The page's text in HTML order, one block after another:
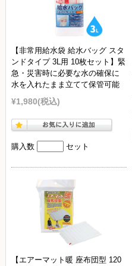
【非常用給水袋 給水バッグ スタ
ンドタイプ 3L用 10枚セット】緊
急・災害時に必要な水の確保に
水を入れたまま立てて保管可能
¥1,980(税込)
購入数 セット
【エアーマット暖 座布団型 120